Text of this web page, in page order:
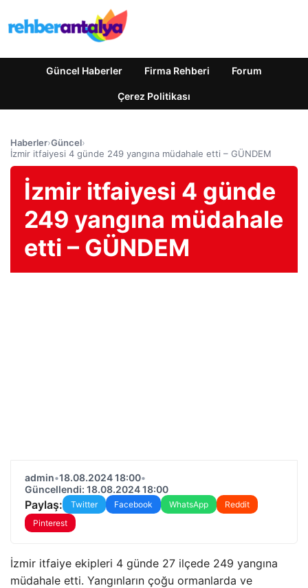
Güncel Haberler Firma Rehberi Forum
Çerez Politikası
Haberler›Güncel›
İzmir itfaiyesi 4 günde 249 yangına müdahale etti – GÜNDEM
İzmir itfaiyesi 4 günde
249 yangına müdahale
etti – GÜNDEM
admin•18.08.2024 18:00•
Güncellendi: 18.08.2024 18:00
Paylaş: Twitter Facebook WhatsApp
Reddit
Pinterest
İzmir itfaiye ekipleri 4 günde 27 ilçede 249 yangına
müdahale etti. Yangınların çoğu ormanlarda ve